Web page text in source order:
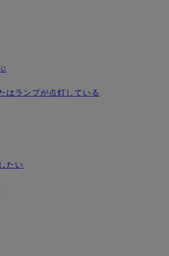
はランプが点灯している
たい